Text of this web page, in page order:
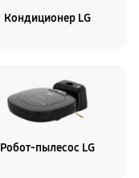
Кондиционер LG
Робот-пылесос LG